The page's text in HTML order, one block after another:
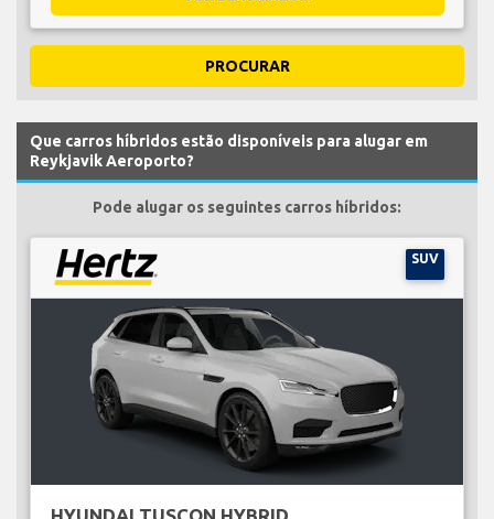
PROCURAR
Que carros híbridos estão disponíveis para alugar em
Reykjavik Aeroporto?
Pode alugar os seguintes carros híbridos:
SUV